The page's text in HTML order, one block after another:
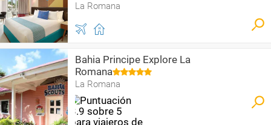
La Romana
Bahia Principe Explore La
Romana
La Romana